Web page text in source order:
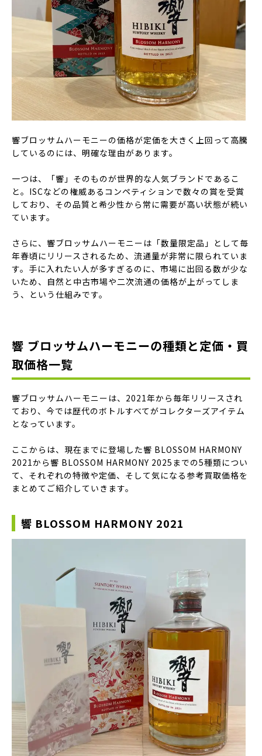
響ブロッサムハーモニーの価格が定価を大きく上回って高騰
しているのには、明確な理由があります。
一つは、「響」そのものが世界的な人気ブランドであるこ
と。ISCなどの権威あるコンペティションで数々の賞を受賞
しており、その品質と希少性から常に需要が高い状態が続い
ています。
さらに、響ブロッサムハーモニーは「数量限定品」として毎
年春頃にリリースされるため、流通量が非常に限られていま
す。手に入れたい人が多すぎるのに、市場に出回る数が少な
いため、自然と中古市場や二次流通の価格が上がってしま
う、という仕組みです。
響 ブロッサムハーモニーの種類と定価・買
取価格一覧
響ブロッサムハーモニーは、2021年から毎年リリースされ
ており、今では歴代のボトルすべてがコレクターズアイテム
となっています。
ここからは、現在までに登場した響 BLOSSOM HARMONY
2021から響 BLOSSOM HARMONY 2025までの5種類につい
て、それぞれの特徴や定価、そして気になる参考買取価格を
まとめてご紹介していきます。
響 BLOSSOM HARMONY 2021